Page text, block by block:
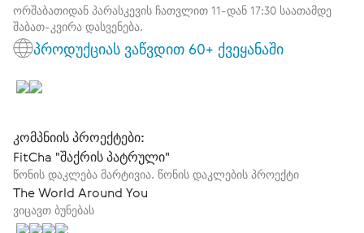
ორშაბათიდან პარასკევის ჩათვლით 11-დან 17:30 საათამდე
შაბათ-კვირა დასვენება.
პროდუქციას ვაწვდით 60+ ქვეყანაში
კომპნიის პროექტები:
FitCha "შაქრის პატრული"
წონის დაკლება მარტივია. წონის დაკლების პროექტი
The World Around You
ვიცავთ ბუნებას